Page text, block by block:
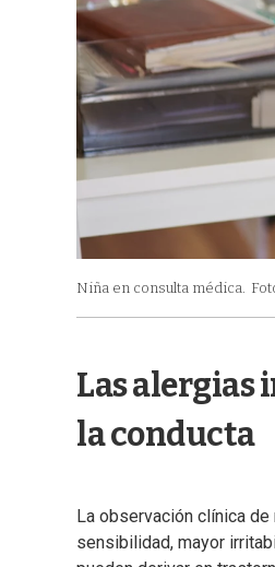
Niña en consulta médica.
Las
la conducta
La observación clínica
sensibilidad, mayor